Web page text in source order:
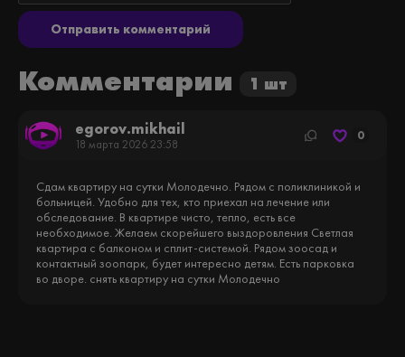
Отправить комментарий
Комментарии 1 шт
egorov.mikhail
18 марта 2026 23:58
0
Сдам квартиру на сутки Молодечно. Рядом с поликлиникой и
больницей. Удобно для тех, кто приехал на лечение или
обследование. В квартире чисто, тепло, есть все
необходимое. Желаем скорейшего выздоровления Светлая
квартира с балконом и сплит-системой. Рядом зоосад и
контактный зоопарк, будет интересно детям. Есть парковка
во дворе. снять квартиру на сутки Молодечно